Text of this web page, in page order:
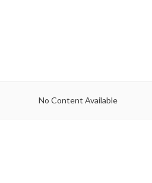
No Content Available